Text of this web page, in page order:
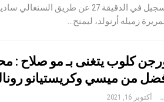
افتتح ليفربول التسجيل في الدقيقة 27 عن طريق
زميله أرنولد، ليمنح…
كلوب يتغنى بـ مو صلاح :
من ميسي وكريستيانو
والعالم أكتوبر 16, 2021